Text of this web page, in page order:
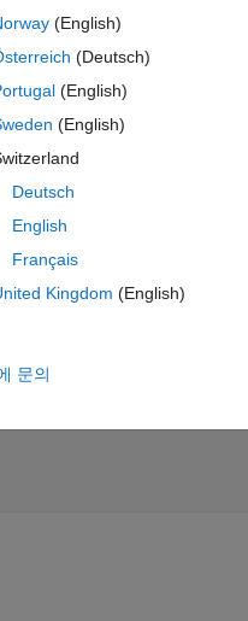
389 [posX, posY,
(English)
(Deutsch)
(English)
(English)
Deutsch
English
Français
Kingdom (English)
문의